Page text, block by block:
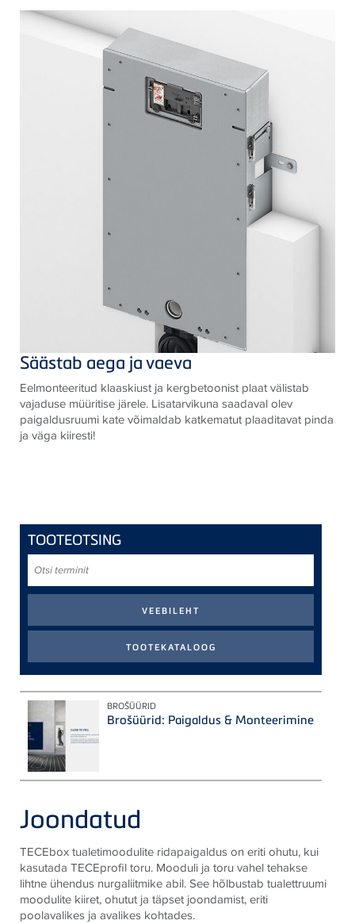
Säästab aega ja vaeva
Eelmonteeritud klaaskiust ja kergbetoonist plaat välistab
vajaduse müüritise järele. Lisatarvikuna saadaval olev
paigaldusruumi kate võimaldab katkematut plaaditavat pinda
ja väga kiiresti!
TOOTEOTSING
terminit
BROŠÜÜRID
Brošüürid: Paigaldus & Monteerimine
Joondatud
TECEbox tualetimoodulite ridapaigaldus on eriti ohutu, kui
kasutada TECEprofil toru. Mooduli ja toru vahel tehakse
lihtne ühendus nurgaliitmike abil. See hõlbustab tualettruumi
moodulite kiiret, ohutut ja täpset joondamist, eriti
poolavalikes ja avalikes kohtades.